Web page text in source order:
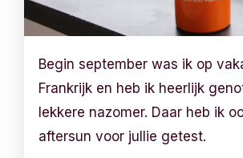
Begin september was ik op
Frankrijk en heb ik heerlijk
lekkere nazomer. Daar heb ik
aftersun voor jullie getest.